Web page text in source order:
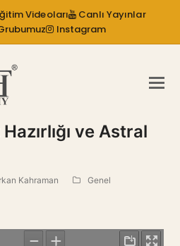
Videoları
Canlı Yayınlar
Instagram
ve Astral
Kahraman
Genel